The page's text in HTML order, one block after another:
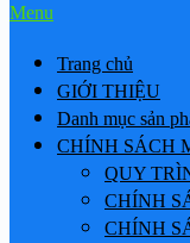
Menu
Trang chủ
GIỚI THIỆU
Danh mục sản
CHÍNH SÁCH
QUY
CHÍNH
CHÍNH